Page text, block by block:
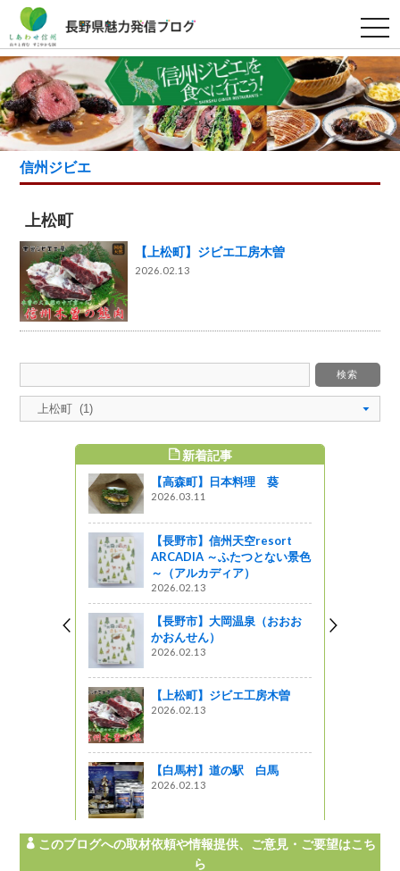
t
o
g
g
l
e
n
a
v
i
t
信州ジビエ
上松町
【上松町】ジビエ工房木曽
2026.02.13
新着記事
【高森町】日本料理 葵
2026.03.11
【長野市】信州天空resort
ARCADIA ～ふたつとない景色
～（アルカディア）
2026.02.13
【長野市】大岡温泉（おおお
かおんせん）
2026.02.13
【上松町】ジビエ工房木曽
2026.02.13
【白馬村】道の駅 白馬
2026.02.13
このブログへの取材依頼や情報提供、ご意見・ご要望はこち
ら